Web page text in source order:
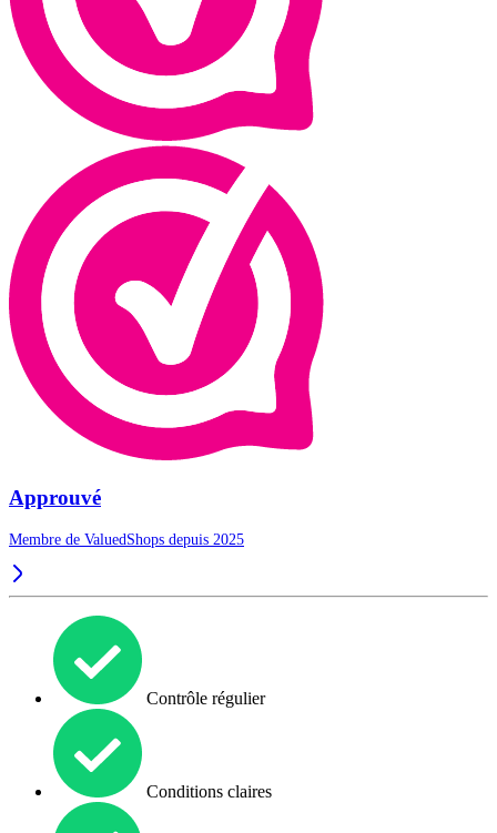
Approuvé
Membre de ValuedShops depuis 2025
Contrôle régulier
Conditions claires